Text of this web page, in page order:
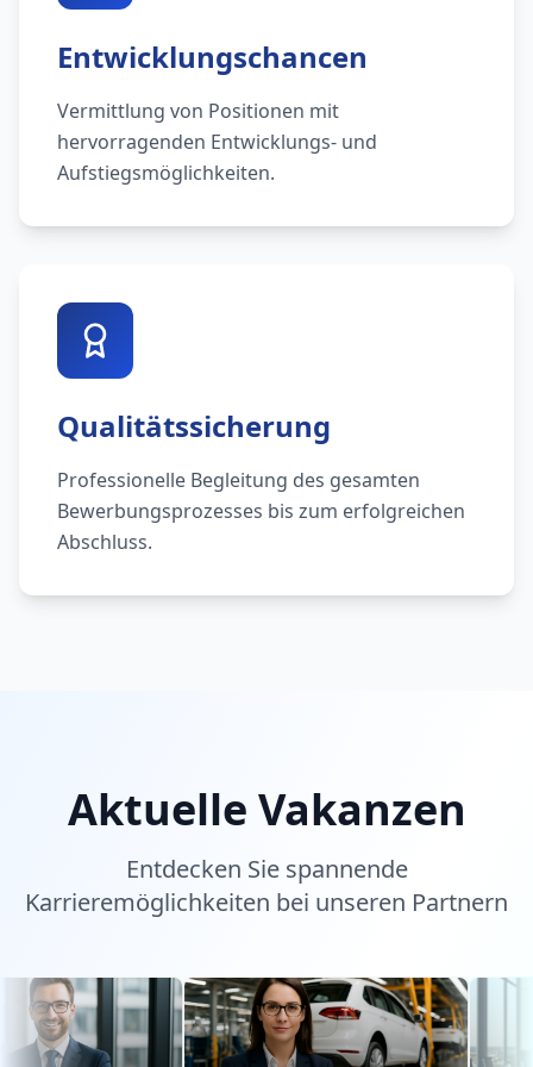
Entwicklungschancen
Vermittlung von Positionen mit
hervorragenden Entwicklungs- und
Aufstiegsmöglichkeiten.
Qualitätssicherung
Professionelle Begleitung des gesamten
Bewerbungsprozesses bis zum erfolgreichen
Abschluss.
Aktuelle Vakanzen
Entdecken Sie spannende
Karrieremöglichkeiten bei unseren Partnern